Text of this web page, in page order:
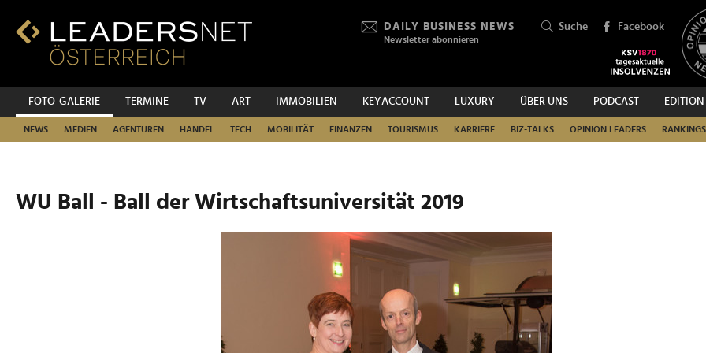
Inhalt
Fußzeilen-
Hauptnavigation
DAILY BUSINESS NEWS
Newsletter abonnieren
Suche Facebook
FOTO-GALERIE TERMINE TV ART IMMOBILIEN KEYACCOUNT LUXURY ÜBER UNS PODCAST EDITION
NEWS MEDIEN AGENTUREN HANDEL TECH MOBILITÄT FINANZEN TOURISMUS KARRIERE BIZ-TALKS OPINION LEADERS RANKINGS
SUCHEN
WU Ball - Ball der Wirtschaftsuniversität 2019